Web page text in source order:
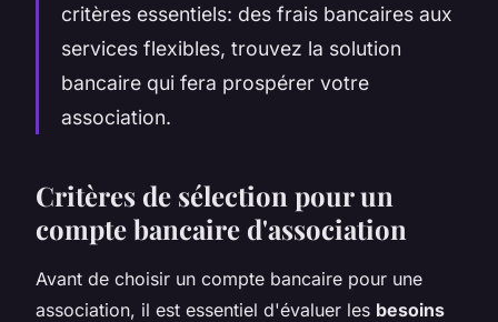
critères essentiels: des frais bancaires aux
services flexibles, trouvez la solution
bancaire qui fera prospérer votre
association.
Critères de sélection pour un
compte bancaire d'association
Avant de choisir un compte bancaire pour une
association, il est essentiel d'évaluer les besoins